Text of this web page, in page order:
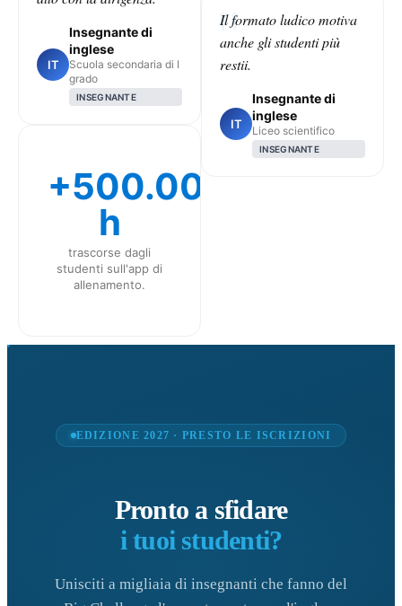
IT
Insegnante di
inglese
Scuola secondaria di I
grado
INSEGNANTE
+500.000
h
trascorse dagli
studenti sull'app di
allenamento.
Il formato ludico motiva
anche gli studenti più
restii.
IT
Insegnante di
inglese
Liceo scientifico
INSEGNANTE
EDIZIONE 2027 · PRESTO LE ISCRIZIONI
Pronto a sfidare
i tuoi studenti?
Unisciti a migliaia di insegnanti che fanno del